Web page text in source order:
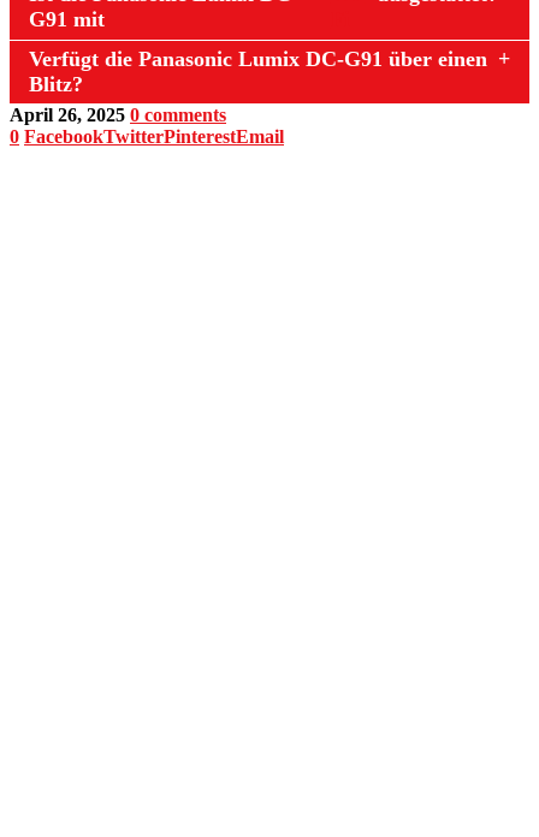
G91 mit
Verfügt die Panasonic Lumix DC-G91 über einen
Blitz?
April 26, 2025 0 comments
0 FacebookTwitterPinterestEmail